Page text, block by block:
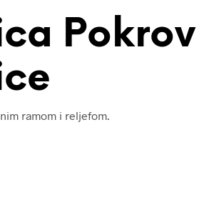
Pokrov
ramom i reljefom.